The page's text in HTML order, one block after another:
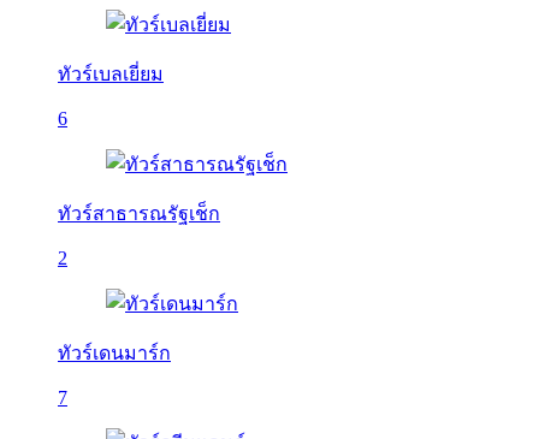
ทัวร์เบลเยี่ยม
6
ทัวร์สาธารณรัฐเช็ก
2
ทัวร์เดนมาร์ก
7